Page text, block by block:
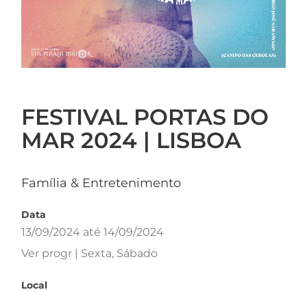
FESTIVAL PORTAS DO
MAR 2024 | LISBOA
Família & Entretenimento
Data
13/09/2024 até 14/09/2024
Ver progr | Sexta, Sábado
Local